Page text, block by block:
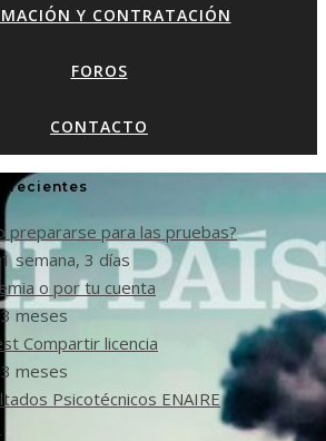
Y CONTRATACIÓN
FOROS
CONTACTO
recientes
prepararse para las pruebas?
semana, 3 días
o por tu cuenta
meses
Compartir licencia
meses
Psicotécnicos ENAIRE